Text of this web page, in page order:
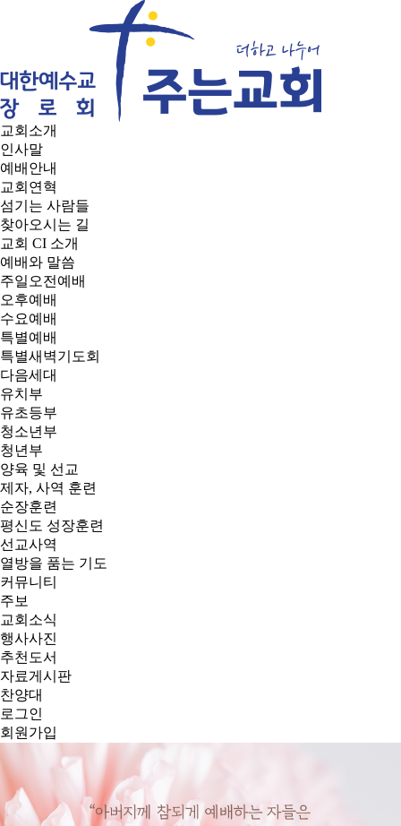
교회소개
인사말
예배안내
교회연혁
섬기는 사람들
찾아오시는 길
교회 CI 소개
예배와 말씀
주일오전예배
오후예배
수요예배
특별예배
특별새벽기도회
다음세대
유치부
유초등부
청소년부
청년부
양육 및 선교
제자, 사역 훈련
순장훈련
평신도 성장훈련
선교사역
열방을 품는 기도
커뮤니티
주보
교회소식
행사사진
추천도서
자료게시판
찬양대
로그인
회원가입